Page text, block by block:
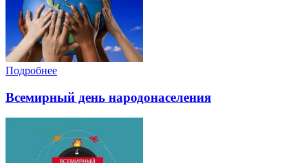
Подробнее
Всемирный день народонаселения